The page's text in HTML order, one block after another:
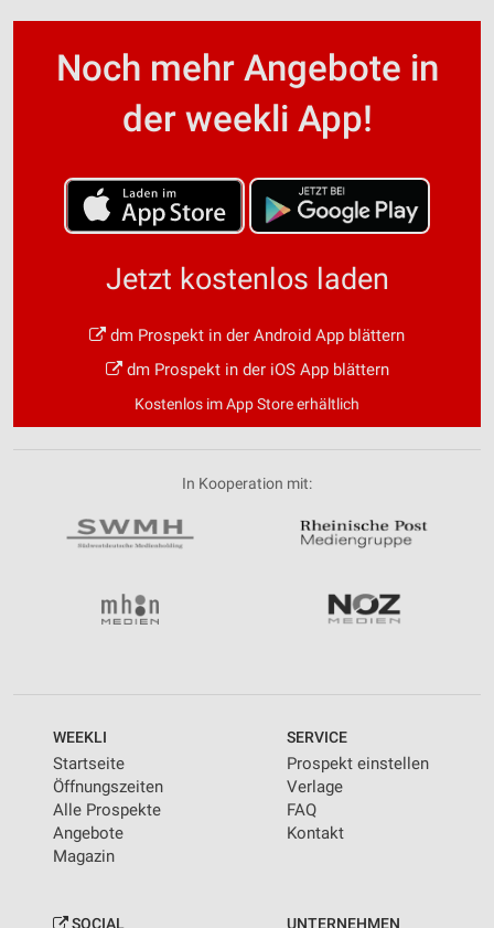
Noch mehr Angebote in
der weekli App!
Jetzt kostenlos laden
dm Prospekt in der Android App blättern
dm Prospekt in der iOS App blättern
Kostenlos im App Store erhältlich
In Kooperation mit:
WEEKLI
Startseite
Öffnungszeiten
Alle Prospekte
Angebote
Magazin
SERVICE
Prospekt einstellen
Verlage
FAQ
Kontakt
SOCIAL UNTERNEHMEN